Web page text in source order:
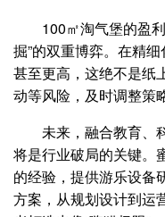
100㎡淘气堡的盈
掘”的双重博弈。在精
甚至更高，这绝不是纸
动等风险，及时调整策
未来，融合教育、
将是行业破局的关键。
的经验，提供游乐设备
方案，从规划设计到运